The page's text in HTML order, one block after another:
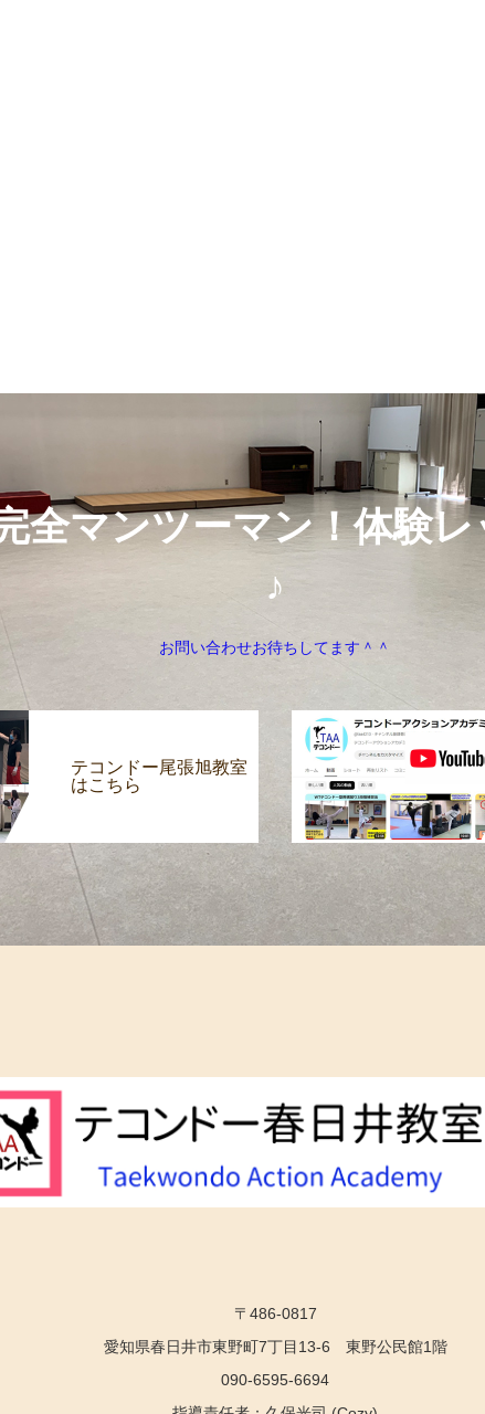
全マンツーマン！体験
♪
お問い合わせお待ちしてます＾＾
テコンドー尾張旭教室
はこちら
〒486-0817
愛知県春日井市東野町7丁目13-6 東野公民館1階
090-6595-6694